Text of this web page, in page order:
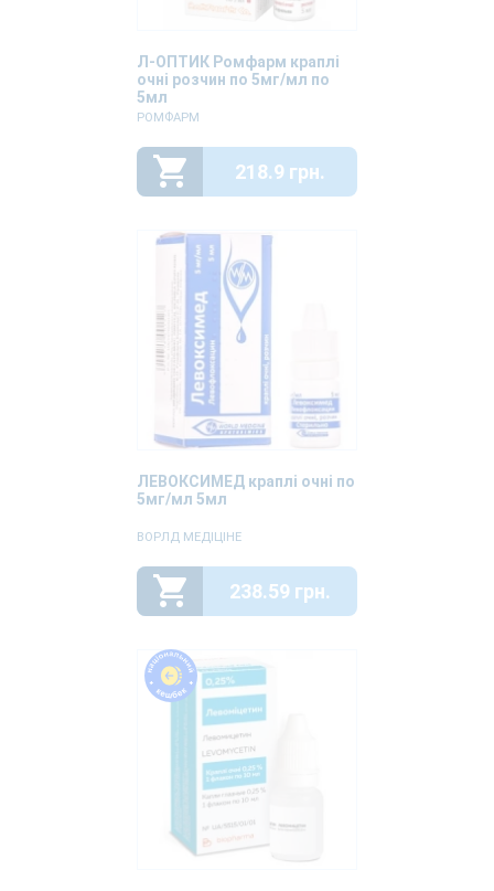
Л-ОПТИК Ромфарм краплі
очні розчин по 5мг/мл по
5мл
РОМФАРМ
218.9 грн.
ЛЕВОКСИМЕД краплі очні по
5мг/мл 5мл
ВОРЛД МЕДІЦІНЕ
238.59 грн.